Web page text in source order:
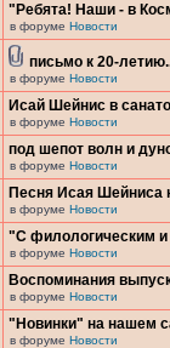
"Ребята! Наши - в
в форуме Новости
письмо к 20-
в форуме Новости
Исай Шейнис в
в форуме Новости
под шепот волн и
в форуме Новости
Песня Исая Шейниса
в форуме Новости
"С филологическим
в форуме Новости
Воспоминания
в форуме Новости
"Новинки" на нашем
в форуме Новости